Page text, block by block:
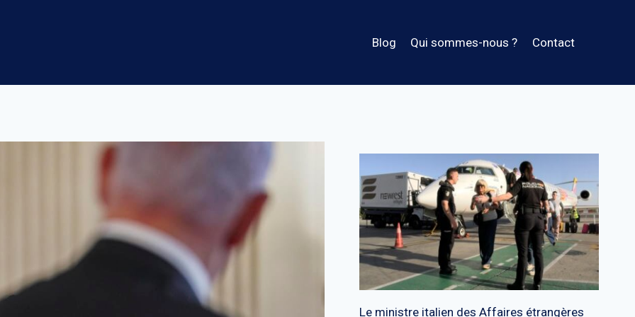
Blog Qui sommes-nous ? Contact
Le ministre italien des Affaires étrangères